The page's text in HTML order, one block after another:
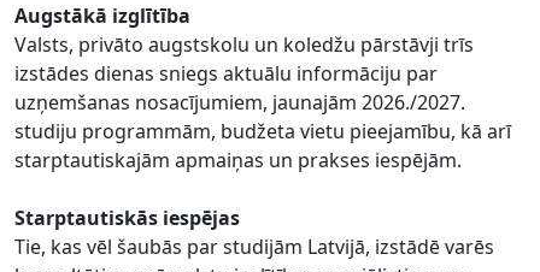
Augstākā izglītība
Valsts, privāto augstskolu un koledžu pārstāvji trīs
izstādes dienas sniegs aktuālu informāciju par
uzņemšanas nosacījumiem, jaunajām 2026./2027.
studiju programmām, budžeta vietu pieejamību, kā arī
starptautiskajām apmaiņas un prakses iespējām.
Starptautiskās iespējas
Tie, kas vēl šaubās par studijām Latvijā, izstādē varēs